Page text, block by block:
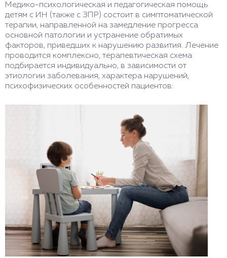
Медико-психологическая и педагогическая помощь
детям с ИН (также с ЗПР) состоит в симптоматической
терапии, направленной на замедление прогресса
основной патологии и устранение обратимых
факторов, приведших к нарушению развития. Лечение
проводится комплексно, терапевтическая схема
подбирается индивидуально, в зависимости от
этиологии заболевания, характера нарушений,
психофизических особенностей пациентов: